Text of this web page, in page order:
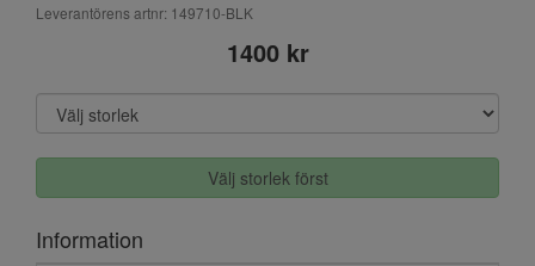
Leverantörens artnr: 149710-BLK
1400 kr
Välj storlek först
Information